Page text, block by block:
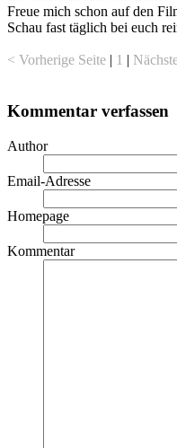
Freue mich schon auf den
Schau fast täglich bei euch
< Vorherige Seite | 1 |
Kommentar verfassen
Author
Email-Adresse
Homepage
Kommentar